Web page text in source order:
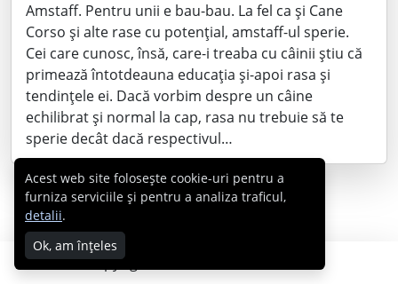
Amstaff. Pentru unii e bau-bau. La fel ca și Cane
Corso și alte rase cu potențial, amstaff-ul sperie.
Cei care cunosc, însă, care-i treaba cu câinii știu că
primează întotdeauna educația și-apoi rasa și
tendințele ei. Dacă vorbim despre un câine
echilibrat și normal la cap, rasa nu trebuie să te
sperie decât dacă respectivul…
Copyright © 2007 - 2026 Cabral.ro
Acest web site folosește cookie-uri pentru a
furniza serviciile și pentru a analiza traficul,
detalii.
Ok, am înțeles